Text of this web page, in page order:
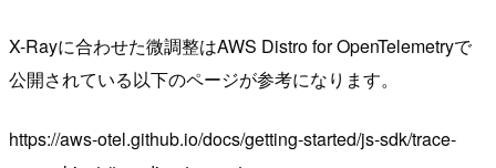
X-Rayに合わせた微調整はAWS Distro for OpenTelemetryで
公開されている以下のページが参考になります。
https://aws-otel.github.io/docs/getting-started/js-sdk/trace-